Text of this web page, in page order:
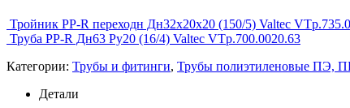
Тройник PP-R переходн Дн32х20х20 (150/5) Valtec
Труба PP-R Дн63 Ру20 (16/4) Valtec VTp.700.0020.63
Категории: Трубы и фитинги, Трубы полиэтиленовые ПЭ,
Детали